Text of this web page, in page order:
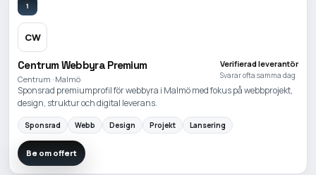
1
CW
Centrum Webbyra Premium
Centrum · Malmö
Verifierad leverantör
Svarar ofta samma dag
Sponsrad premiumprofil för webbyra i Malmö med fokus på webbprojekt,
design, struktur och digital leverans.
Sponsrad Webb Design Projekt Lansering
Be om offert